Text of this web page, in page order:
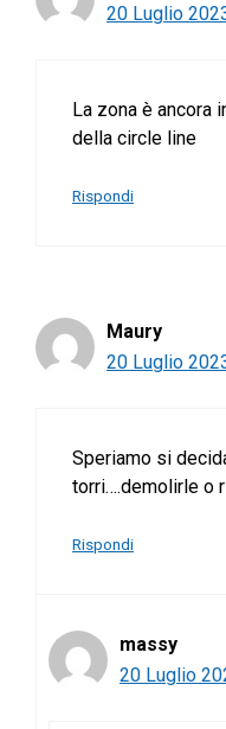
20 Luglio
La zona è ancora
della circle line
Rispondi
Maury
20 Luglio
Speriamo si
torri….demolirle o
Rispondi
massy
20 Luglio